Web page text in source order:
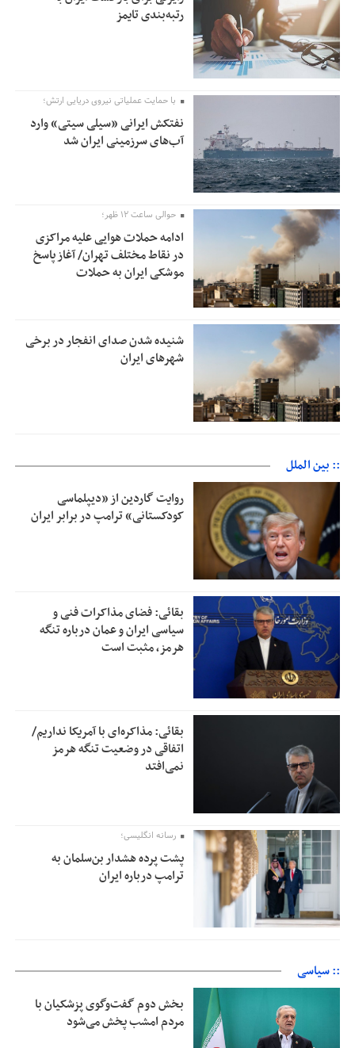
رتبه‌بندی تایمز
با حمایت عملیاتی نیروی دریایی ارتش؛
نفتکش ایرانی «سیلی سیتی» وارد
آب‌های سرزمینی ایران شد
حوالی ساعت ۱۲ ظهر؛
ادامه حملات هوایی علیه مراکزی
در نقاط مختلف تهران/ آغاز پاسخ
موشکی ایران به حملات
شنیده شدن صدای انفجار در برخی
شهرهای ایران
:: بین الملل
روایت گاردین از «دیپلماسی
کودکستانی» ترامپ در برابر ایران
بقائی: فضای مذاکرات فنی و
سیاسی ایران و عمان درباره تنگه
هرمز، مثبت است
بقائی: مذاکره‌ای با آمریکا نداریم/
اتفاقی در وضعیت تنگه هرمز
نمی‌افتد
رسانه انگلیسی؛
پشت پرده هشدار بن‌سلمان به
ترامپ درباره ایران
:: سیاسی
بخش دوم گفت‌وگوی پزشکیان با
مردم امشب پخش می‌شود